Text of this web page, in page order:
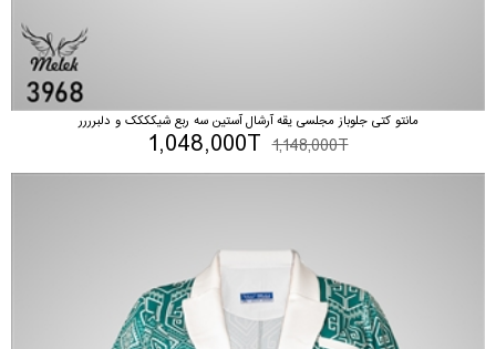
مانتو کتی جلوباز مجلسی یقه آرشال آستین سه ربع شیکککک و دلبرررر
1,148,000T
1,048,000T